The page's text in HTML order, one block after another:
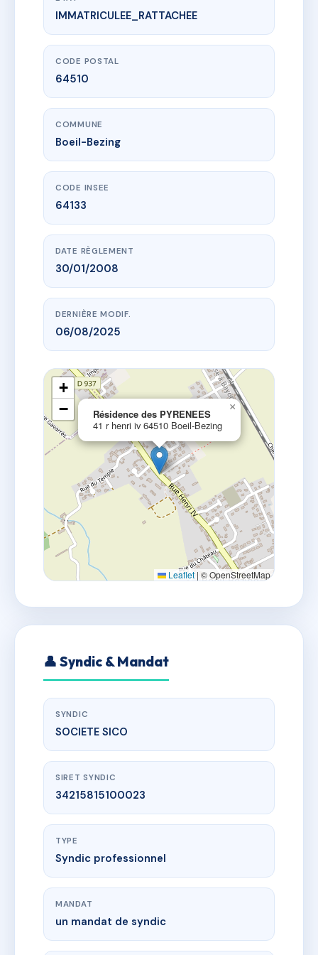
www.vme.plus/AE5079967
Résidence des PYRENEES
41 r henri iv64510 Boeil-Bezing
IMMATRICULEE_RATTACHEE
CODE POSTAL
64510
COMMUNE
Boeil-Bezing
CODE INSEE
64133
DATE RÈGLEMENT
30/01/2008
DERNIÈRE MODIF.
06/08/2025
Résidence des PYRENEES
41 r henri iv 64510 Boeil-Bezing
×
+
−
Leaflet | © OpenStreetMap
👤 Syndic & Mandat
SYNDIC
SOCIETE SICO
SIRET SYNDIC
34215815100023
TYPE
Syndic professionnel
MANDAT
un mandat de syndic